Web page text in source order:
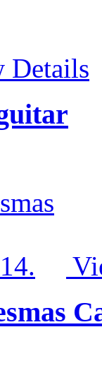
Details